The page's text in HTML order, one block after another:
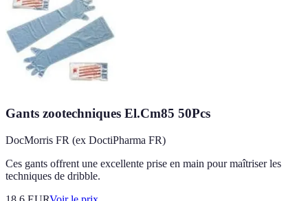
Gants zootechniques El.Cm85 50Pcs
DocMorris FR (ex DoctiPharma FR)
Ces gants offrent une excellente prise en main pour maîtriser les
techniques de dribble.